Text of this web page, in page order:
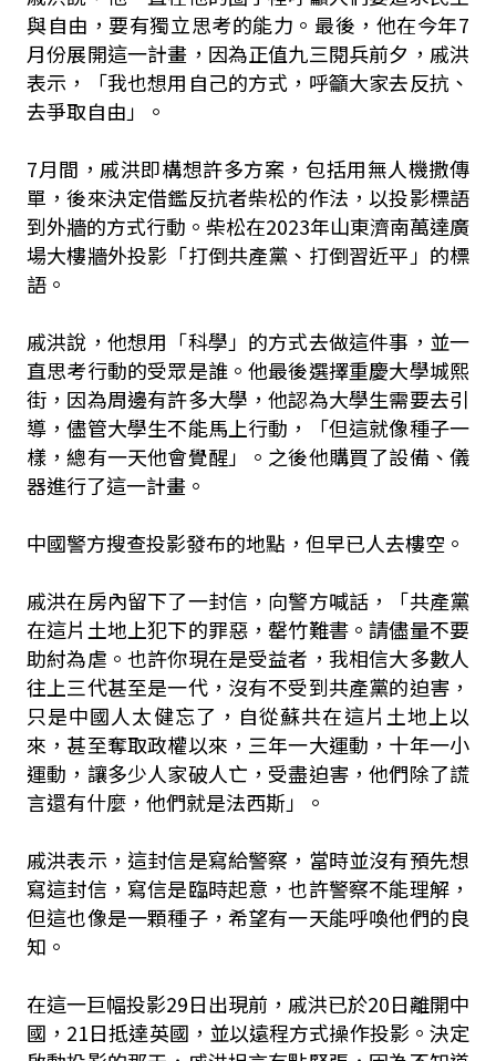
與自由，要有獨立思考的能力。最後，他在今年7
月份展開這一計畫，因為正值九三閱兵前夕，戚洪
表示，「我也想用自己的方式，呼籲大家去反抗、
去爭取自由」。
7月間，戚洪即構想許多方案，包括用無人機撒傳
單，後來決定借鑑反抗者柴松的作法，以投影標語
到外牆的方式行動。柴松在2023年山東濟南萬達廣
場大樓牆外投影「打倒共產黨、打倒習近平」的標
語。
戚洪說，他想用「科學」的方式去做這件事，並一
直思考行動的受眾是誰。他最後選擇重慶大學城熙
街，因為周邊有許多大學，他認為大學生需要去引
導，儘管大學生不能馬上行動，「但這就像種子一
樣，總有一天他會覺醒」。之後他購買了設備、儀
器進行了這一計畫。
中國警方搜查投影發布的地點，但早已人去樓空。
戚洪在房內留下了一封信，向警方喊話，「共產黨
在這片土地上犯下的罪惡，罄竹難書。請儘量不要
助紂為虐。也許你現在是受益者，我相信大多數人
往上三代甚至是一代，沒有不受到共產黨的迫害，
只是中國人太健忘了，自從蘇共在這片土地上以
來，甚至奪取政權以來，三年一大運動，十年一小
運動，讓多少人家破人亡，受盡迫害，他們除了謊
言還有什麼，他們就是法西斯」。
戚洪表示，這封信是寫給警察，當時並沒有預先想
寫這封信，寫信是臨時起意，也許警察不能理解，
但這也像是一顆種子，希望有一天能呼喚他們的良
知。
在這一巨幅投影29日出現前，戚洪已於20日離開中
國，21日抵達英國，並以遠程方式操作投影。決定